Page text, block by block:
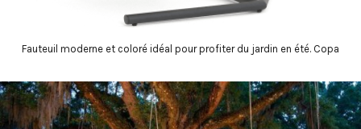
Fauteuil moderne et coloré idéal pour profiter du jardin en été. Copa